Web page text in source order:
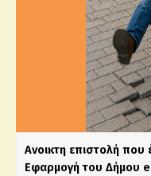
Aνοικτη επιστολή που
Εφαρμογή του Δήμου